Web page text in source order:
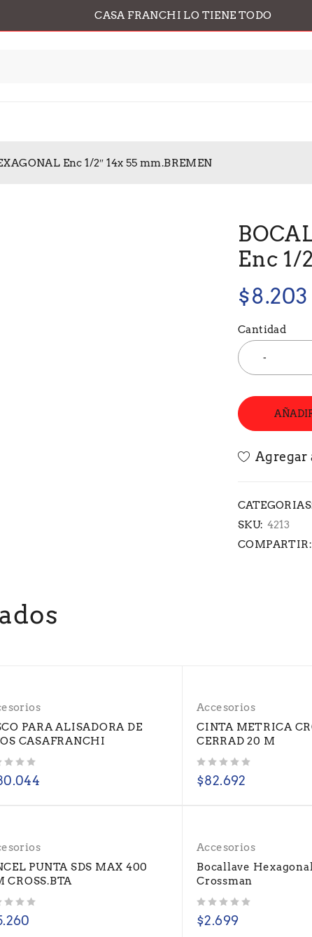
CASA FRANCHI LO TIENE TODO
Enc 1/2″ 14x 55 mm.BREMEN
Enc 1/
$8.203
Cantidad
SKU: 4213
COMPARTIR:
PARA ALISADORA DE
CASAFRANCHI
Accesorios
CINTA METRICA
CERRAD 20 M
$82.692
PUNTA SDS MAX 400
CROSS.BTA
Accesorios
Bocallave
Crossman
$2.699